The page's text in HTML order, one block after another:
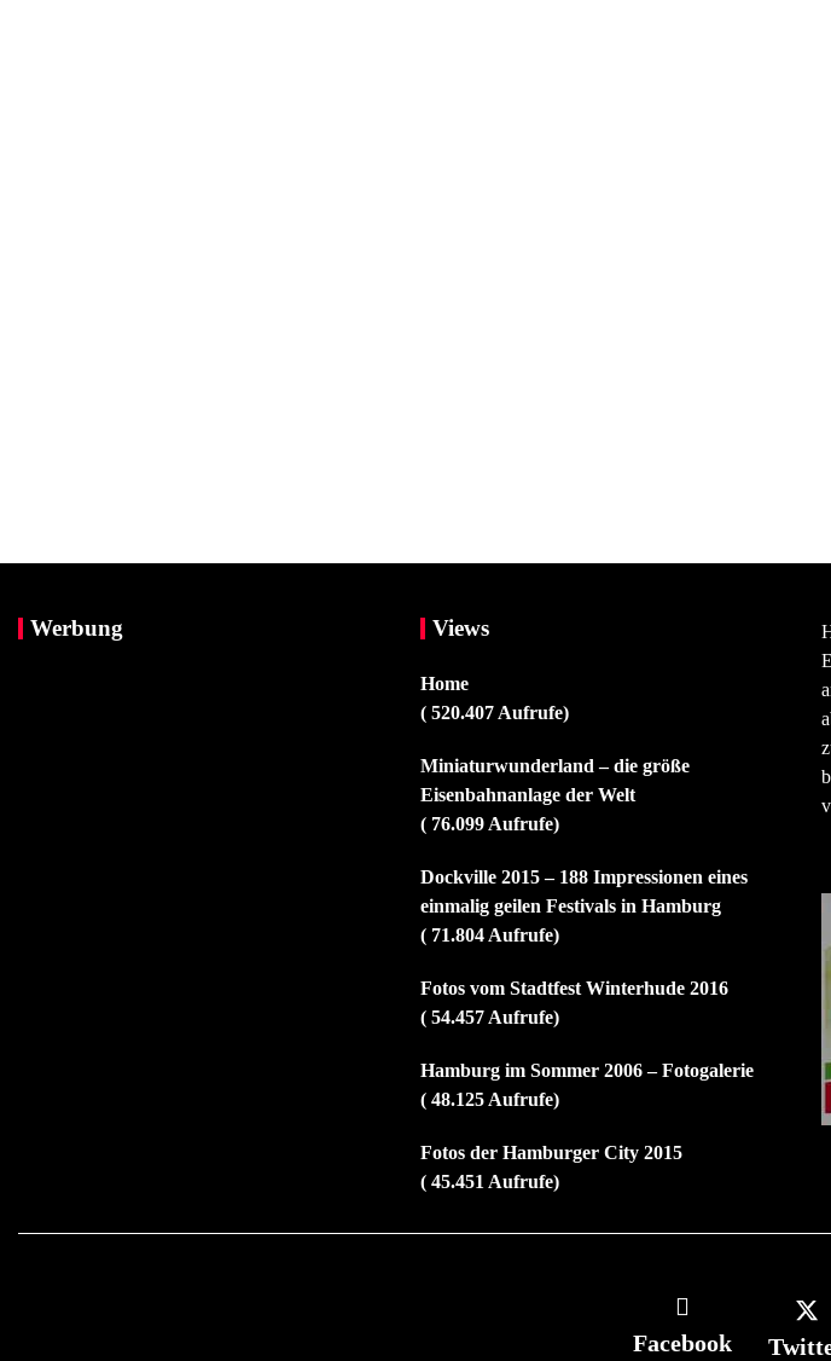
Werbung Views
Home
( 520.407 Aufrufe)
Miniaturwunderland – die größe
Eisenbahnanlage der Welt
( 76.099 Aufrufe)
Dockville 2015 – 188 Impressionen eines
einmalig geilen Festivals in Hamburg
( 71.804 Aufrufe)
Fotos vom Stadtfest Winterhude 2016
( 54.457 Aufrufe)
Hamburg im Sommer 2006 – Fotogalerie
( 48.125 Aufrufe)
Fotos der Hamburger City 2015
( 45.451 Aufrufe)
Facebook